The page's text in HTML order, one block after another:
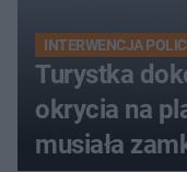
INTERWENCJA
Turystka
okrycia na
musiała